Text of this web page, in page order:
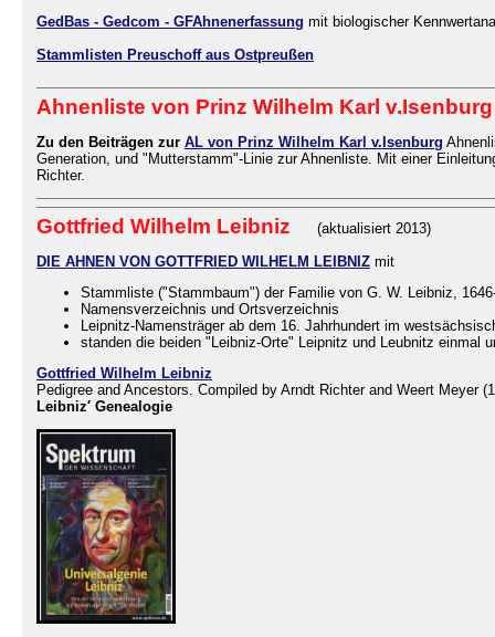
GedBas - Gedcom - GFAhnenerfassung mit biologischer
Stammlisten Preuschoff aus Ostpreußen
Ahnenliste von Prinz Wilhelm Karl
Zu den Beiträgen zur AL von Prinz Wilhelm Karl v.Isenburg
Generation, und "Mutterstamm"-Linie zur Ahnenliste. Mit einer
Richter.
Gottfried Wilhelm Leibniz
(aktualisiert 2013)
DIE AHNEN VON GOTTFRIED WILHELM LEIBNIZ mit
Stammliste ("Stammbaum") der Familie von G. W. Leibniz,
Namensverzeichnis und Ortsverzeichnis
Leipnitz-Namensträger ab dem 16. Jahrhundert im
standen die beiden "Leibniz-Orte" Leipnitz und Leubnitz einmal
Gottfried Wilhelm Leibniz
Pedigree and Ancestors. Compiled by Arndt Richter and Weert Meyer
Leibniz′ Genealogie